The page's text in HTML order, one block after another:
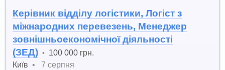
Керівник відділу логістики, Логіст з
міжнародних перевезень, Менеджер
зовнішньоекономічної діяльності
(ЗЕД) • 100 000 грн.
Київ • 7 серпня